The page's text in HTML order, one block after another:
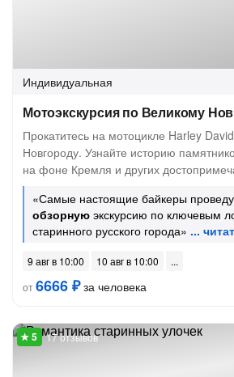
Индивидуальная
Мотоэкскурсия по Великому
Прокатитесь на мотоцикле Harley
Новгороду. Узнайте историю
на фоне Кремля и других
«Самые настоящие байкеры
обзорную экскурсию по ключевым
старинного русского города»
9 авг в 10:00
10 авг в 10:00
от6666 ₽за человека
17 отзывов